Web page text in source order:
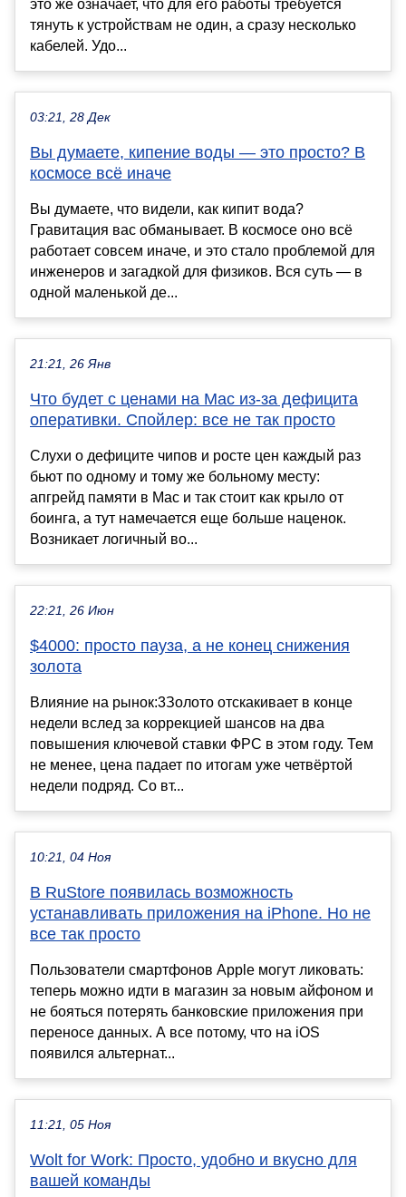
это же означает, что для его работы требуется
тянуть к устройствам не один, а сразу несколько
кабелей. Удо...
03:21, 28 Дек
Вы думаете, кипение воды — это просто? В
космосе всё иначе
Вы думаете, что видели, как кипит вода?
Гравитация вас обманывает. В космосе оно всё
работает совсем иначе, и это стало проблемой для
инженеров и загадкой для физиков. Вся суть — в
одной маленькой де...
21:21, 26 Янв
Что будет с ценами на Mac из-за дефицита
оперативки. Спойлер: все не так просто
Слухи о дефиците чипов и росте цен каждый раз
бьют по одному и тому же больному месту:
апгрейд памяти в Mac и так стоит как крыло от
боинга, а тут намечается еще больше наценок.
Возникает логичный во...
22:21, 26 Июн
$4000: просто пауза, а не конец снижения
золота
Влияние на рынок:3Золото отскакивает в конце
недели вслед за коррекцией шансов на два
повышения ключевой ставки ФРС в этом году. Тем
не менее, цена падает по итогам уже четвёртой
недели подряд. Со вт...
10:21, 04 Ноя
В RuStore появилась возможность
устанавливать приложения на iPhone. Но не
все так просто
Пользователи смартфонов Apple могут ликовать:
теперь можно идти в магазин за новым айфоном и
не бояться потерять банковские приложения при
переносе данных. А все потому, что на iOS
появился альтернат...
11:21, 05 Ноя
Wolt for Work: Просто, удобно и вкусно для
вашей команды